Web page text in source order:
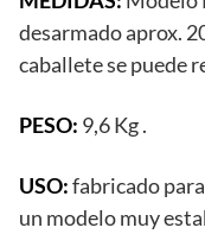
desarmado aprox.
caballete se puede
PESO: 9,6 Kg .
USO:fabricado
un modelo muy